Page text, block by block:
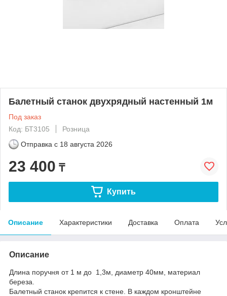
Балетный станок двухрядный настенный 1м
Под заказ
Код: БТ3105
Розница
Отправка с 18 августа 2026
23 400 ₸
Купить
Описание Характеристики Доставка Оплата
Описание
Длина поручня от 1 м до 1,3м, диаметр 40мм, материал
береза.
Балетный станок крепится к стене. В каждом кронштейне